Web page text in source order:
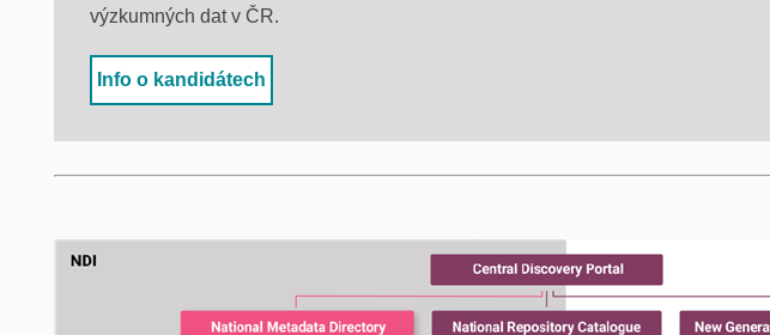
výzkumných dat v ČR.
Info o kandidátech